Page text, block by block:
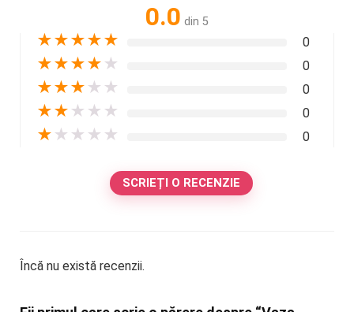
0.0 din 5
★★★★★ 0
★★★★ ★ 0
★★★ ★ ★ 0
★★ ★ ★ ★ 0
★ ★ ★ ★ ★ 0
SCRIEȚI O RECENZIE
Încă nu există recenzii.